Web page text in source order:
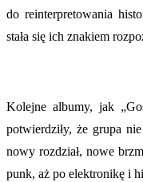
do reinterpretowania
stała się ich znakiem
Kolejne albumy, jak
potwierdziły, że grupa
nowy rozdział, nowe
punk, aż po elektronikę i